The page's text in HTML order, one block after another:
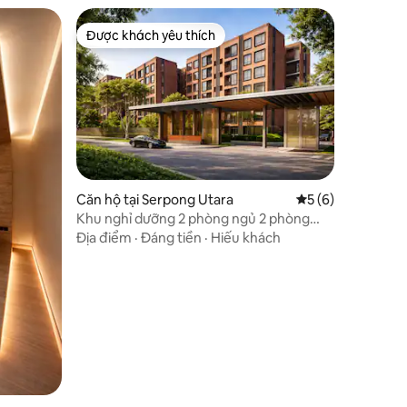
Được khách yêu thích
Được khách yêu thích
Căn hộ tại Serpong Utara Xếp hạng trung
5 (6)
Khu nghỉ dưỡng 2 phòng ngủ 2 phòng
tắm Zen ấm cúng @Lloyd Apt, Alam
Địa điểm · Đáng tiền · Hiếu khách